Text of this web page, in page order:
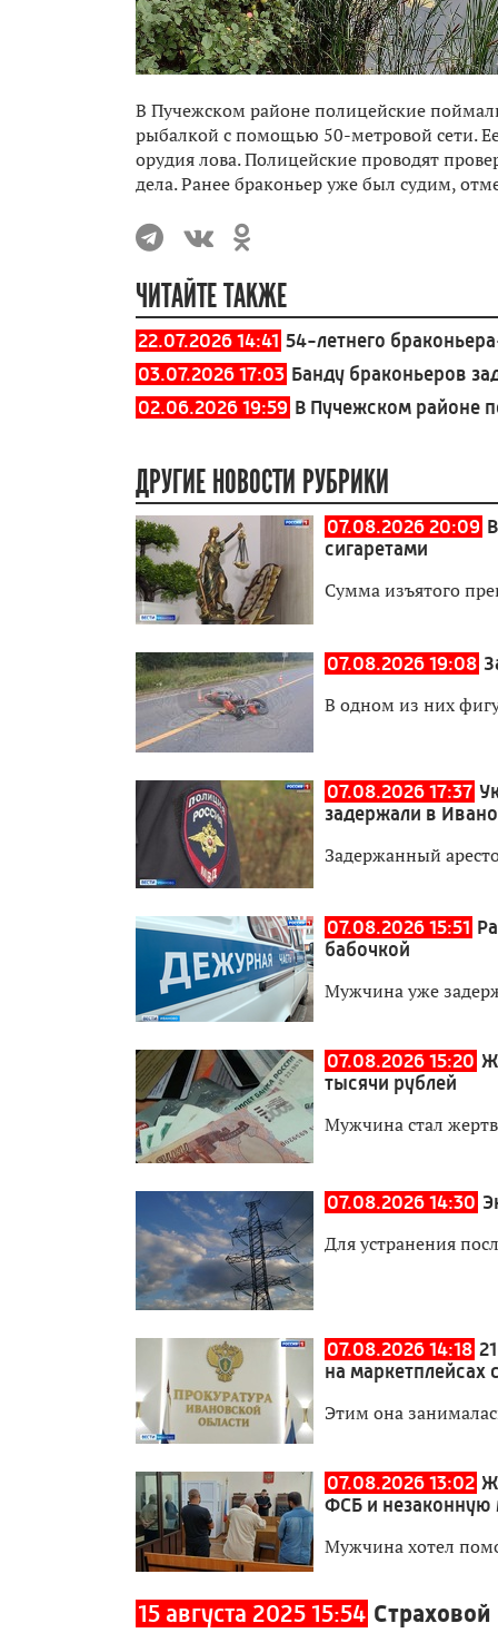
В Пучежском районе полицейские
рыбалкой с помощью 50-метровой сети.
орудия лова. Полицейские проводят
дела. Ранее браконьер уже был судим,
ЧИТАЙТЕ ТАКЖЕ
22.07.2026 14:41 54-летнего
03.07.2026 17:03 Банду браконьеров
02.06.2026 19:59 В Пучежском районе
ДРУГИЕ НОВОСТИ РУБРИКИ
07.08.2026 20:09
сигаретами
Сумма изъятого
07.08.2026 19:08
В одном из них
07.08.2026 17:37
задержали в
Задержанный
07.08.2026 15:51
бабочкой
Мужчина уже
07.08.2026 15:20
тысячи рублей
Мужчина стал
07.08.2026 14:30
Для устранения
07.08.2026 14:18
на маркетплейсах
Этим она
07.08.2026 13:02
ФСБ и незаконную
Мужчина хотел
15 августа 2025 15:54